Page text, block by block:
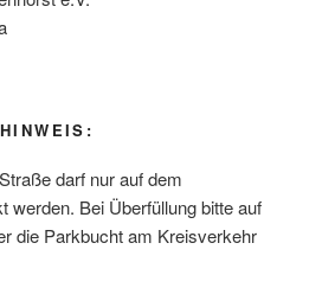
darf nur auf dem
werden. Bei Überfüllung bitte auf
die Parkbucht am Kreisverkehr